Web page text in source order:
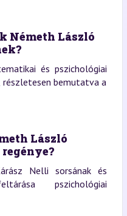
Németh László
és pszichológiai
bemutatva a
László
Nelli sorsának és
pszichológiai